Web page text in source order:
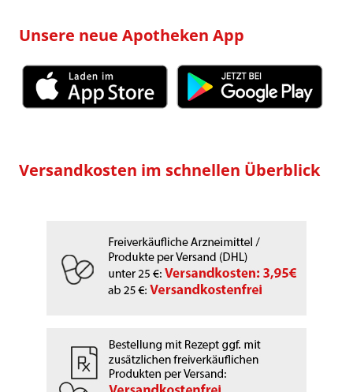
Unsere neue Apotheken App
Versandkosten im schnellen Überblick